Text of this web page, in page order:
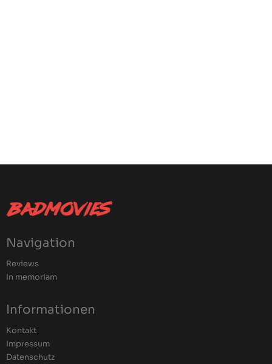
Navigation
Reviews
In memoriam
Informationen
Kontakt
Impressum
Datenschutz